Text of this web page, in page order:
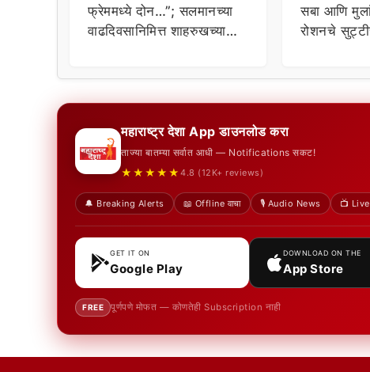
फ्रेममध्ये दोन…”; सलमानच्या
वाढदिवसानिमित्त शाहरुखच्या
सबा आणि
रोशनचे
महाराष्ट्र देशा App डाउनलोड करा
ताज्या बातम्या सर्वात आधी — Notifications सकट!
★★★★★ 4.8 (12K+ reviews)
🔔 Breaking Alerts 📖 Offline वाचा 🎙️ Audio News 📺
GET IT ON
Google Play
DOWNLOAD ON THE
App Store
FREE पूर्णपणे मोफत — कोणतेही Subscription नाही